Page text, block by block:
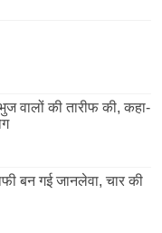
वालों की तारीफ की, कहा-
बन गई जानलेवा, चार की